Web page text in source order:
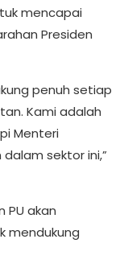
mencapai
Presiden
penuh setiap
Kami adalah
Menteri
sektor ini,”
PU akan
mendukung